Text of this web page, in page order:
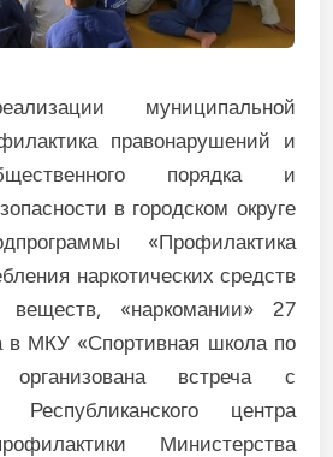
муниципальной
правонарушений и
порядка и
в городском округе
«Профилактика
наркотических средств
веществ, «наркомании» 27
в МКУ «Спортивная школа по
встреча с
центра
Министерства